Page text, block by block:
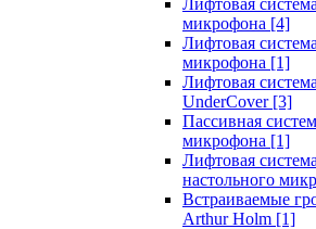
Лифтовая
микрофона [4]
Лифтовая
микрофона [1]
Лифтовая
UnderCover [3]
Пассивная
микрофона [1]
Лифтовая
настольного
Встраиваемые
Arthur Holm [1]